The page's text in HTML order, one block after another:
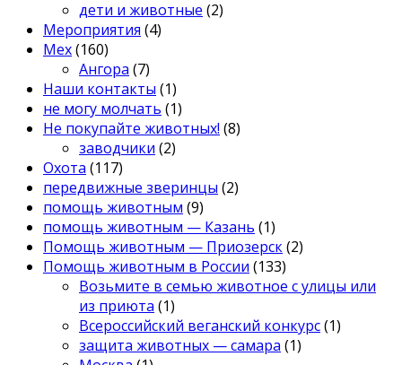
дети и животные (2)
Мероприятия (4)
Мех(160)
Ангора (7)
Наши контакты (1)
не могу молчать (1)
Не покупайте животных! (8)
заводчики (2)
Охота (117)
передвижные зверинцы (2)
помощь животным (9)
помощь животным — Казань (1)
Помощь животным — Приозерск(2)
Помощь животным в России (133)
Возьмите в семью животное с улицы или
из приюта (1)
Всероссийский веганский конкурс(1)
защита животных — самара (1)